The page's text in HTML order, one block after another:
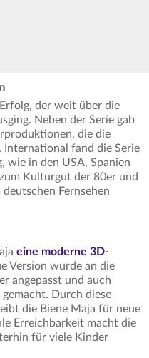
der weit über die
Neben der Serie gab
die die
International fand die Serie
wie in den USA, Spanien
Kulturgut der 80er und
Fernsehen
eine moderne 3D-
Version wurde an die
angepasst und auch
Durch diese
die Biene Maja für neue
Erreichbarkeit macht die
für viele Kinder